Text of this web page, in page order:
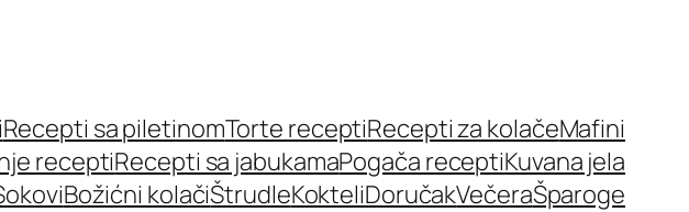
Recepti sa piletinomTorte receptiRecepti za kolačeMafini
receptiRecepti sa jabukamaPogača receptiKuvana jela
Božićni kolačiŠtrudleKokteliDoručakVečeraŠparoge